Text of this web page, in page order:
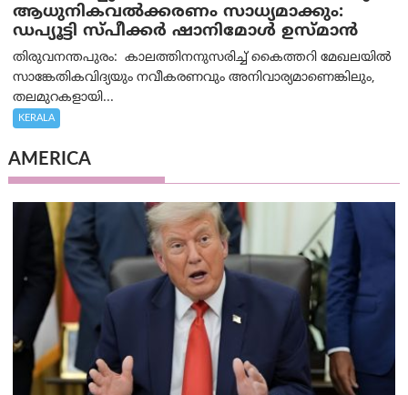
ആധുനികവൽക്കരണം സാധ്യമാക്കും:
ഡപ്യൂട്ടി സ്പീക്കർ ഷാനിമോൾ ഉസ്മാൻ
തിരുവനന്തപുരം: കാലത്തിനനുസരിച്ച് കൈത്തറി മേഖലയിൽ
സാങ്കേതികവിദ്യയും നവീകരണവും അനിവാര്യമാണെങ്കിലും,
തലമുറകളായി...
KERALA
AMERICA